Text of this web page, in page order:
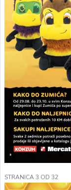
STRANICA 3 OD 32